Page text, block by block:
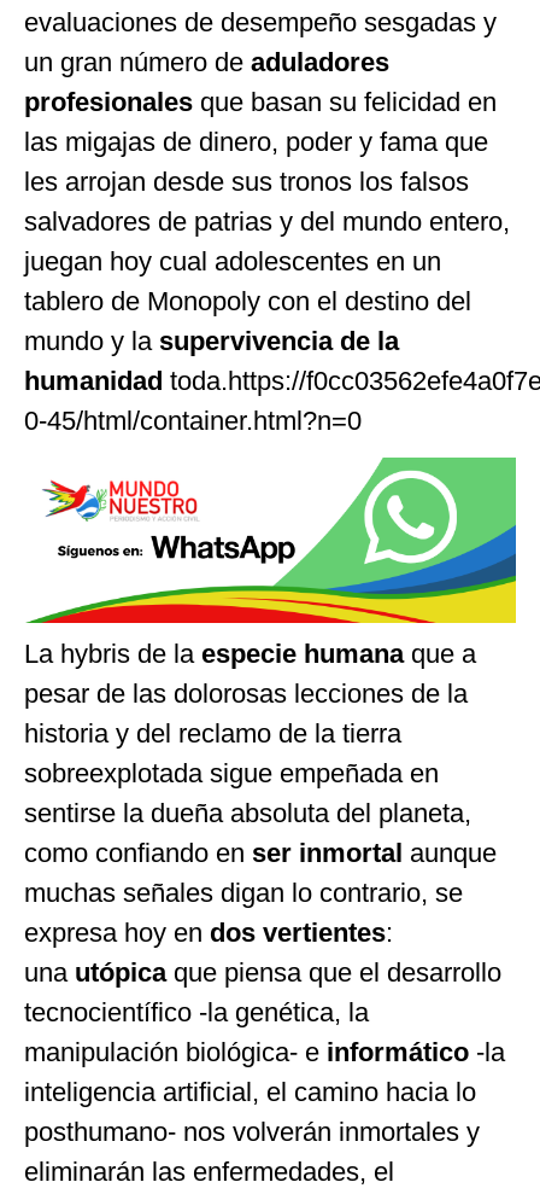
evaluaciones de desempeño sesgadas y
un gran número de aduladores
profesionales que basan su felicidad en
las migajas de dinero, poder y fama que
les arrojan desde sus tronos los falsos
salvadores de patrias y del mundo entero,
juegan hoy cual adolescentes en un
tablero de Monopoly con el destino del
mundo y la supervivencia de la
humanidad toda.https://
0-45/html/container.html?n=0
La hybris de la especie humanaque a
pesar de las dolorosas lecciones de la
historia y del reclamo de la tierra
sobreexplotada sigue empeñada en
sentirse la dueña absoluta del planeta,
como confiando en ser inmortal aunque
muchas señales digan lo contrario, se
expresa hoy en dos vertientes:
una utópicaque piensa que el desarrollo
tecnocientífico -la genética, la
manipulación biológica- e informático -la
inteligencia artificial, el camino hacia lo
posthumano- nos volverán inmortales y
eliminarán las enfermedades, el